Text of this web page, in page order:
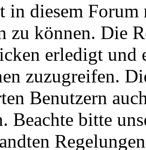
in diesem
zu können. Die
erledigt und
zuzugreifen.
Benutzern
Beachte bitte